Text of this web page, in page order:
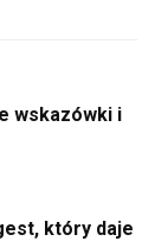
wskazówki i
który daje